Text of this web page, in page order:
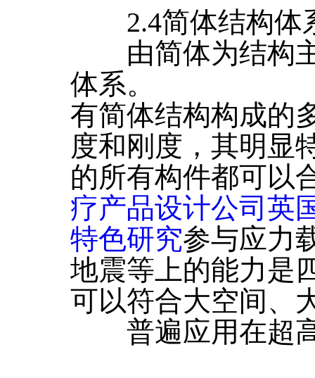
2.4简体结构体
由简体为结构主
体系。
有简体结构构成的
度和刚度，其明显
的所有构件都可以
疗产品设计公司英
特色研究参与应力
地震等上的能力是
可以符合大空间、
普遍应用在超高